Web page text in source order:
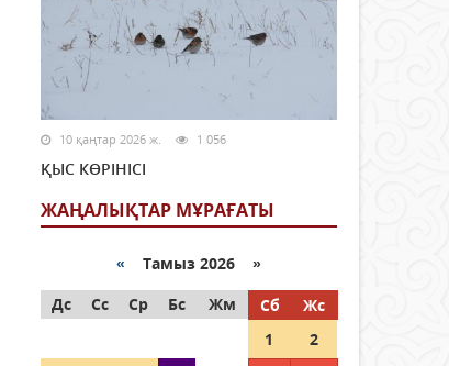
10 қаңтар 2026 ж. 1 056
ҚЫС КӨРІНІСІ
ЖАҢАЛЫҚТАР МҰРАҒАТЫ
« Тамыз 2026 »
Дс
Сс Ср Бс Жм Сб
Жс
1
2